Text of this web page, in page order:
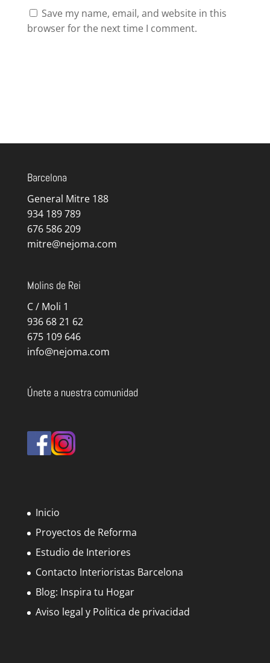
Save my name, email, and website in this
browser for the next time I comment.
Barcelona
General Mitre 188
934 189 789
676 586 209
mitre@nejoma.com
Molins de Rei
C / Moli 1
936 68 21 62
675 109 646
info@nejoma.com
Únete a nuestra comunidad
Inicio
Proyectos de Reforma
Estudio de Interiores
Contacto Interioristas Barcelona
Blog: Inspira tu Hogar
Aviso legal y Politica de privacidad